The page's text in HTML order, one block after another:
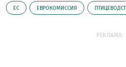
ЕС ЕВРОКОМИССИЯ
РЕКЛАМА: